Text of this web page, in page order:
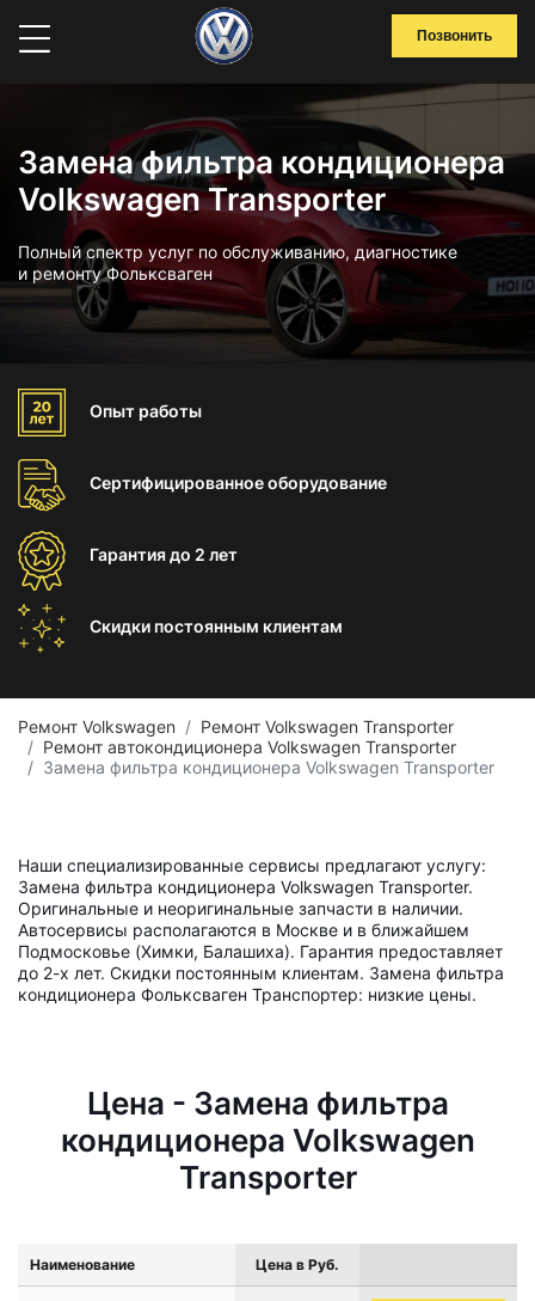
Позвонить
Замена фильтра кондиционера
Volkswagen Transporter
Полный спектр услуг по обслуживанию, диагностике
и ремонту Фольксваген
Опыт работы
Сертифицированноеоборудование
Гарантиядо 2 лет
Скидки постоянным клиентам
Ремонт Volkswagen
Ремонт Volkswagen Transporter
Ремонт автокондиционера Volkswagen Transporter
Замена фильтра кондиционера Volkswagen Transporter
Наши специализированные сервисы предлагают услугу:
Замена фильтра кондиционера Volkswagen Transporter.
Оригинальные и неоригинальные запчасти в наличии.
Автосервисы располагаются в Москве и в ближайшем
Подмосковье (Химки, Балашиха). Гарантия предоставляет
до 2-х лет. Скидки постоянным клиентам. Замена фильтра
кондиционера Фольксваген Транспортер: низкие цены.
Цена - Замена фильтра
кондиционера Volkswagen
Transporter
Наименование Цена в Руб.